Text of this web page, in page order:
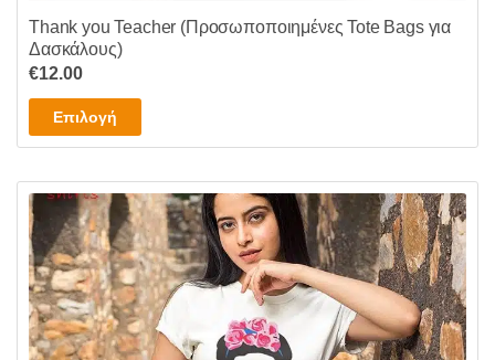
Thank you Teacher (Προσωποποιημένες Tote Bags για
Δασκάλους)
€12.00
Επιλογή
το
έχει
πολλαπλές
παραλλαγές.
Οι
επιλογές
μπορούν
να